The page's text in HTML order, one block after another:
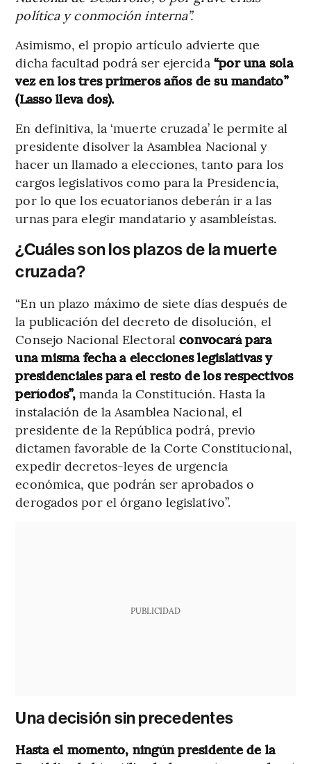
política y conmoción interna”.
Asimismo, el propio artículo advierte que
dicha facultad podrá ser ejercida “por una sola
vez en los tres primeros años de su mandato”
(Lasso lleva dos).
En definitiva, la ‘muerte cruzada’ le permite al
presidente disolver la Asamblea Nacional y
hacer un llamado a elecciones, tanto para los
cargos legislativos como para la Presidencia,
por lo que los ecuatorianos deberán ir a las
urnas para elegir mandatario y asambleístas.
¿Cuáles son los plazos de la muerte
cruzada?
“En un plazo máximo de siete días después de
la publicación del decreto de disolución, el
Consejo Nacional Electoralconvocará para
una misma fecha a elecciones legislativas y
presidenciales para el resto de los respectivos
períodos”,manda la Constitución. Hasta la
instalación de la Asamblea Nacional, el
presidente de la República podrá, previo
dictamen favorable de la Corte Constitucional,
expedir decretos-­leyes de urgencia
económica, que podrán ser aprobados o
derogados por el órgano legislativo”.
PUBLICIDAD
Una decisión sin precedentes
Hasta el momento, ningún presidente de la